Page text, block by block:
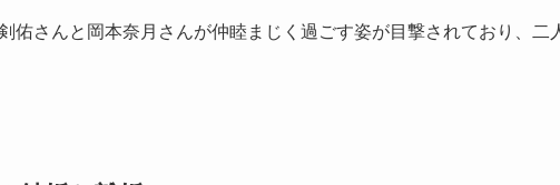
佑さんと岡本奈月さんが仲睦まじく過ごす姿が目撃されており、二